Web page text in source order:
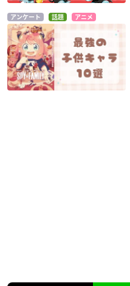
アンケート 話題 アニメ